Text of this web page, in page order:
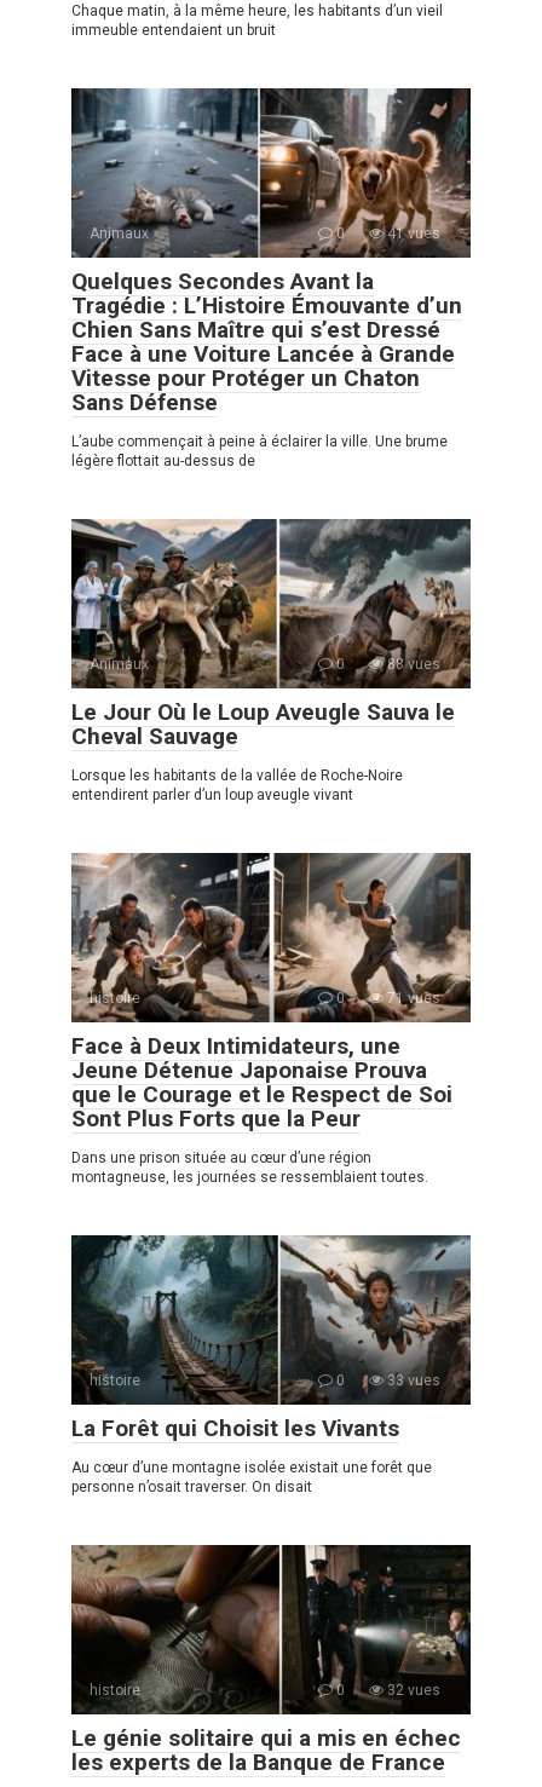
Chaque matin, à la même heure, les habitants d’un vieil
immeuble entendaient un bruit
Animaux 0 41 vues
Quelques Secondes Avant la
Tragédie : L’Histoire Émouvante d’un
Chien Sans Maître qui s’est Dressé
Face à une Voiture Lancée à Grande
Vitesse pour Protéger un Chaton
Sans Défense
L’aube commençait à peine à éclairer la ville. Une brume
légère flottait au-dessus de
Animaux 0 88 vues
Le Jour Où le Loup Aveugle Sauva le
Cheval Sauvage
Lorsque les habitants de la vallée de Roche-Noire
entendirent parler d’un loup aveugle vivant
histoire 0 71 vues
Face à Deux Intimidateurs, une
Jeune Détenue Japonaise Prouva
que le Courage et le Respect de Soi
Sont Plus Forts que la Peur
Dans une prison située au cœur d’une région
montagneuse, les journées se ressemblaient toutes.
histoire 0 33 vues
La Forêt qui Choisit les Vivants
Au cœur d’une montagne isolée existait une forêt que
personne n’osait traverser. On disait
histoire 0 32 vues
Le génie solitaire qui a mis en échec
les experts de la Banque de France